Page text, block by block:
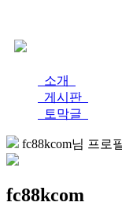
소개
게시판
토막글
fc88kcom님 프로
fc88kcom